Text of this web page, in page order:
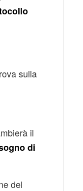
sulla
il
di
del